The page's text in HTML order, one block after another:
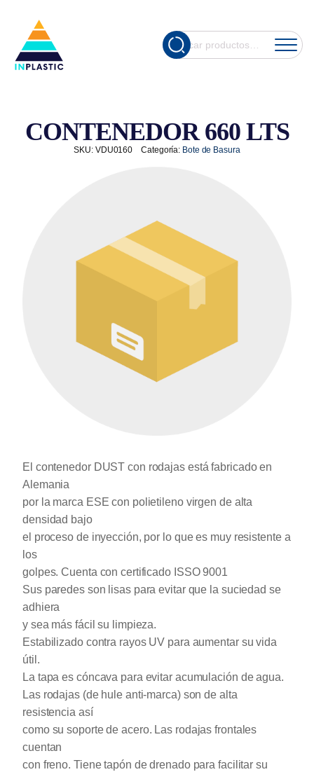
Buscar
por:
Cuando hay
CONTENEDOR 660 LTS
SKU: VDU0160 Categoría: Bote de Basura
El contenedor DUST con rodajas está fabricado en
Alemania
por la marca ESE con polietileno virgen de alta
densidad bajo
el proceso de inyección, por lo que es muy resistente a
los
golpes. Cuenta con certificado ISSO 9001
Sus paredes son lisas para evitar que la suciedad se
adhiera
y sea más fácil su limpieza.
Estabilizado contra rayos UV para aumentar su vida
útil.
La tapa es cóncava para evitar acumulación de agua.
Las rodajas (de hule anti-marca) son de alta
resistencia así
como su soporte de acero. Las rodajas frontales
cuentan
con freno. Tiene tapón de drenado para facilitar su